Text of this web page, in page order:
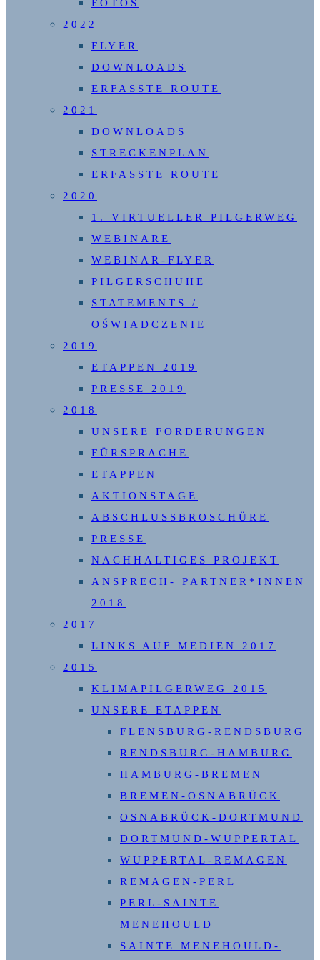
FOTOS
2022
FLYER
DOWNLOADS
ERFASSTE ROUTE
2021
DOWNLOADS
STRECKENPLAN
ERFASSTE ROUTE
2020
1. VIRTUELLER PILGERWEG
WEBINARE
WEBINAR-FLYER
PILGERSCHUHE
STATEMENTS /
OŚWIADCZENIE
2019
ETAPPEN 2019
PRESSE 2019
2018
UNSERE FORDERUNGEN
FÜRSPRACHE
ETAPPEN
AKTIONSTAGE
ABSCHLUSSBROSCHÜRE
PRESSE
NACHHALTIGES PROJEKT
ANSPRECH- PARTNER*INNEN
2018
2017
LINKS AUF MEDIEN 2017
2015
KLIMAPILGERWEG 2015
UNSERE ETAPPEN
FLENSBURG-RENDSBURG
RENDSBURG-HAMBURG
HAMBURG-BREMEN
BREMEN-OSNABRÜCK
OSNABRÜCK-DORTMUND
DORTMUND-WUPPERTAL
WUPPERTAL-REMAGEN
REMAGEN-PERL
PERL-SAINTE
MENEHOULD
SAINTE MENEHOULD-